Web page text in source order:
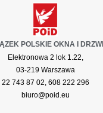
POLSKIE OKNA I DRZWI
Elektronowa 2 lok 1.22,
03-219 Warszawa
22 743 87 02, 608 222 296
biuro@poid.eu